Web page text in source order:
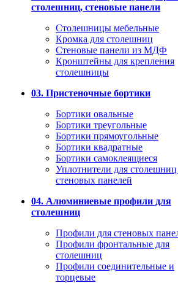
столешниц, стеновые панели
Столешницы мебельные
Кромка для столешниц
Стеновые панели из МДФ
Кронштейны для крепления
столешницы
03. Пристеночные бортики
Бортики овальные
Бортики треугольные
Бортики прямоугольные
Бортики квадратные
Бортики самоклеящиеся
Уплотнители для
стеновых панелей
04. Алюминиевые профили для
столешниц
Профили для стеновых
Профили фронтальные для
столешниц
Профили соединительные и
торцевые